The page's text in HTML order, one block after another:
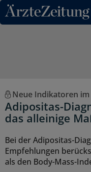
Direkt zum Inhaltsbereich
Neue Indikatoren
Adipositas-
das alleinige
Bei der Adipositas-
Empfehlungen
als den Body-Mass-